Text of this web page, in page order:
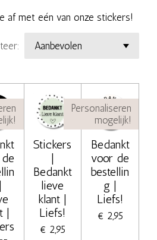
af met eén van onze stickers!
|
Stickers
|
Bedankt
lieve
klant |
Liefs!
€ 2,95
Personaliseren
mogelijk!
Bedankt
voor de
bestellin
g |
Liefs!
€ 2,95